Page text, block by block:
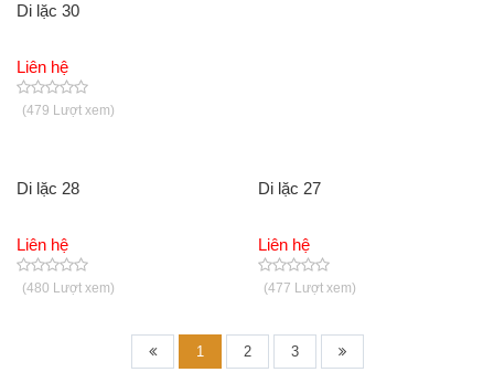
Di lặc 30
Liên hệ
(479 Lượt xem)
Di lặc 28
Liên hệ
(480 Lượt xem)
Di lặc 27
Liên hệ
(477 Lượt xem)
1 2 3